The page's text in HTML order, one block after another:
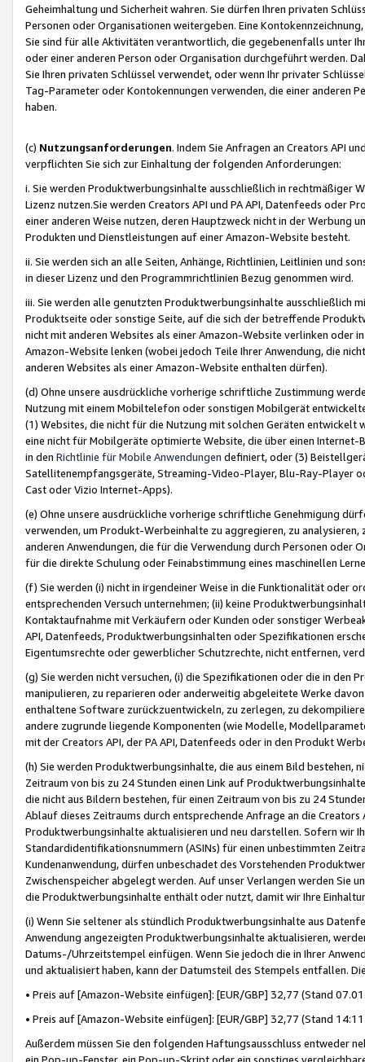
Geheimhaltung und Sicherheit wahren. Sie dürfen Ihren privaten
Personen oder Organisationen weitergeben. Eine
Sie sind für alle Aktivitäten verantwortlich, die gegebenenfalls unter
oder einer anderen Person oder Organisation durchgeführt werden.
Sie Ihren privaten Schlüssel verwendet, oder wenn Ihr privater
Tag-Parameter oder Kontokennungen verwenden, die einer anderen
haben.
(c) Nutzungsanforderungen. Indem Sie Anfragen an Creators API
verpflichten Sie sich zur Einhaltung der folgenden Anforderungen:
i. Sie werden Produktwerbungsinhalte ausschließlich in rechtmäßiger
Lizenz nutzen.Sie werden Creators API und PA API, Datenfeeds oder
einer anderen Weise nutzen, deren Hauptzweck nicht in der Werbung
Produkten und Dienstleistungen auf einer Amazon-Website besteht.
ii. Sie werden sich an alle Seiten, Anhänge, Richtlinien, Leitlinien und
in dieser Lizenz und den Programmrichtlinien Bezug genommen wird.
iii. Sie werden alle genutzten Produktwerbungsinhalte ausschließlich
Produktseite oder sonstige Seite, auf die sich der betreffende
nicht mit anderen Websites als einer Amazon-Website verlinken oder
Amazon-Website lenken (wobei jedoch Teile Ihrer Anwendung, die
anderen Websites als einer Amazon-Website enthalten dürfen).
(d) Ohne unsere ausdrückliche vorherige schriftliche Zustimmung
Nutzung mit einem Mobiltelefon oder sonstigen Mobilgerät
(1) Websites, die nicht für die Nutzung mit solchen Geräten
eine nicht für Mobilgeräte optimierte Website, die über einen
in den Richtlinie für Mobile Anwendungen definiert, oder (3)
Satellitenempfangsgeräte, Streaming-Video-Player, Blu-Ray-Player
Cast oder Vizio Internet-Apps).
(e) Ohne unsere ausdrückliche vorherige schriftliche Genehmigung
verwenden, um Produkt-Werbeinhalte zu aggregieren, zu
anderen Anwendungen, die für die Verwendung durch Personen
für die direkte Schulung oder Feinabstimmung eines maschinellen
(f) Sie werden (i) nicht in irgendeiner Weise in die Funktionalität oder
entsprechenden Versuch unternehmen; (ii) keine
Kontaktaufnahme mit Verkäufern oder Kunden oder sonstiger
API, Datenfeeds, Produktwerbungsinhalten oder Spezifikationen
Eigentumsrechte oder gewerblicher Schutzrechte, nicht entfernen,
(g) Sie werden nicht versuchen, (i) die Spezifikationen oder die in
manipulieren, zu reparieren oder anderweitig abgeleitete Werke
enthaltene Software zurückzuentwickeln, zu zerlegen, zu
andere zugrunde liegende Komponenten (wie Modelle,
mit der Creators API, der PA API, Datenfeeds oder in den Produkt
(h) Sie werden Produktwerbungsinhalte, die aus einem Bild bestehen,
Zeitraum von bis zu 24 Stunden einen Link auf
die nicht aus Bildern bestehen, für einen Zeitraum von bis zu 24
Ablauf dieses Zeitraums durch entsprechende Anfrage an die
Produktwerbungsinhalte aktualisieren und neu darstellen. Sofern wir
Standardidentifikationsnummern (ASINs) für einen unbestimmten
Kundenanwendung, dürfen unbeschadet des Vorstehenden
Zwischenspeicher abgelegt werden. Auf unser Verlangen werden Sie
die Produktwerbungsinhalte enthält oder nutzt, damit wir Ihre
(i) Wenn Sie seltener als stündlich Produktwerbungsinhalte aus
Anwendung angezeigten Produktwerbungsinhalte aktualisieren,
Datums-/Uhrzeitstempel einfügen. Wenn Sie jedoch die in Ihrer
und aktualisiert haben, kann der Datumsteil des Stempels entfallen.
• Preis auf [Amazon-Website einfügen]: [EUR/GBP] 32,77 (Stand
• Preis auf [Amazon-Website einfügen]: [EUR/GBP] 32,77 (Stand
Außerdem müssen Sie den folgenden Haftungsausschluss entweder
ein Pop-up-Fenster, ein Pop-up-Skript oder ein sonstiges